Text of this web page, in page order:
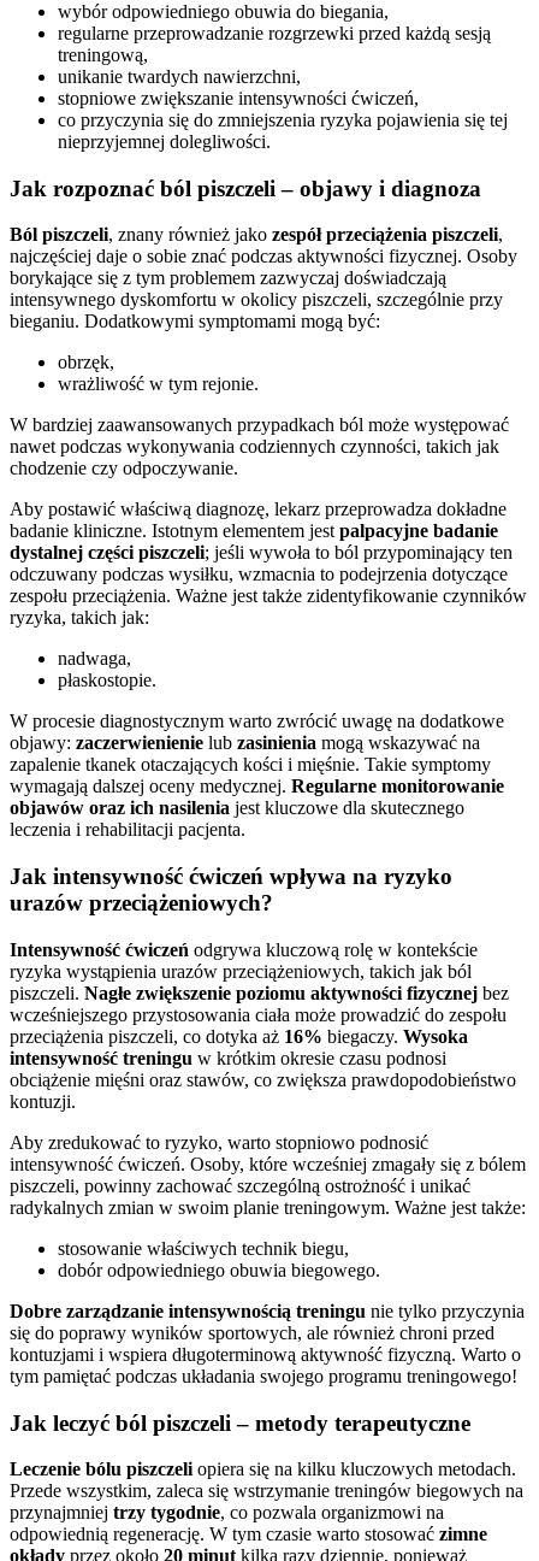
wybór odpowiedniego obuwia do biegania,
regularne przeprowadzanie rozgrzewki przed każdą sesją
treningową,
unikanie twardych nawierzchni,
stopniowe zwiększanie intensywności ćwiczeń,
co przyczynia się do zmniejszenia ryzyka pojawienia się tej
nieprzyjemnej dolegliwości.
Jak rozpoznać ból piszczeli – objawy i diagnoza
Ból piszczeli, znany również jako zespół przeciążenia piszczeli,
najczęściej daje o sobie znać podczas aktywności fizycznej. Osoby
borykające się z tym problemem zazwyczaj doświadczają
intensywnego dyskomfortu w okolicy piszczeli, szczególnie przy
bieganiu. Dodatkowymi symptomami mogą być:
obrzęk,
wrażliwość w tym rejonie.
W bardziej zaawansowanych przypadkach ból może występować
nawet podczas wykonywania codziennych czynności, takich jak
chodzenie czy odpoczywanie.
Aby postawić właściwą diagnozę, lekarz przeprowadza dokładne
badanie kliniczne. Istotnym elementem jestpalpacyjne badanie
dystalnej części piszczeli; jeśli wywoła to ból przypominający ten
odczuwany podczas wysiłku, wzmacnia to podejrzenia dotyczące
zespołu przeciążenia. Ważne jest także zidentyfikowanie czynników
ryzyka, takich jak:
nadwaga,
płaskostopie.
W procesie diagnostycznym warto zwrócić uwagę na dodatkowe
objawy: zaczerwienienie lub zasinienia mogą wskazywać na
zapalenie tkanek otaczających kości i mięśnie. Takie symptomy
wymagają dalszej oceny medycznej. Regularne monitorowanie
objawów oraz ich nasilenia jest kluczowe dla skutecznego
leczenia i rehabilitacji pacjenta.
Jak intensywność ćwiczeń wpływa na ryzyko
urazów przeciążeniowych?
Intensywność ćwiczeń odgrywa kluczową rolę w kontekście
ryzyka wystąpienia urazów przeciążeniowych, takich jak ból
piszczeli. Nagłe zwiększenie poziomu aktywności fizycznej bez
wcześniejszego przystosowania ciała może prowadzić do zespołu
przeciążenia piszczeli, co dotyka aż 16% biegaczy. Wysoka
intensywność treningu w krótkim okresie czasu podnosi
obciążenie mięśni oraz stawów, co zwiększa prawdopodobieństwo
kontuzji.
Aby zredukować to ryzyko, warto stopniowo podnosić
intensywność ćwiczeń. Osoby, które wcześniej zmagały się z bólem
piszczeli, powinny zachować szczególną ostrożność i unikać
radykalnych zmian w swoim planie treningowym. Ważne jest także:
stosowanie właściwych technik biegu,
dobór odpowiedniego obuwia biegowego.
Dobre zarządzanie intensywnością treningu nie tylko przyczynia
się do poprawy wyników sportowych, ale również chroni przed
kontuzjami i wspiera długoterminową aktywność fizyczną. Warto o
tym pamiętać podczas układania swojego programu treningowego!
Jak leczyć ból piszczeli – metody terapeutyczne
Leczenie bólu piszczeli opiera się na kilku kluczowych metodach.
Przede wszystkim, zaleca się wstrzymanie treningów biegowych na
przynajmniej trzy tygodnie, co pozwala organizmowi na
odpowiednią regenerację. W tym czasie warto stosować zimne
okłady przez około 20 minut kilka razy dziennie, ponieważ